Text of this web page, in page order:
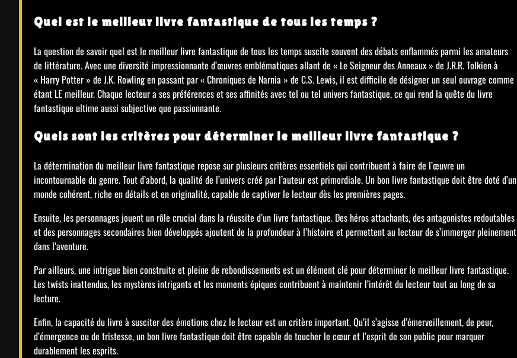
Quel est le meilleur livre fantastique de tous les temps ?
La question de savoir quel est le meilleur livre fantastique de tous les temps suscite souvent des débats enflammés parmi les amateurs
de littérature. Avec une diversité impressionnante d’œuvres emblématiques allant de « Le Seigneur des Anneaux » de J.R.R. Tolkien à
« Harry Potter » de J.K. Rowling en passant par « Chroniques de Narnia » de C.S. Lewis, il est difficile de désigner un seul ouvrage comme
étant LE meilleur. Chaque lecteur a ses préférences et ses affinités avec tel ou tel univers fantastique, ce qui rend la quête du livre
fantastique ultime aussi subjective que passionnante.
Quels sont les critères pour déterminer le meilleur livre fantastique ?
La détermination du meilleur livre fantastique repose sur plusieurs critères essentiels qui contribuent à faire de l’œuvre un
incontournable du genre. Tout d’abord, la qualité de l’univers créé par l’auteur est primordiale. Un bon livre fantastique doit être doté d’un
monde cohérent, riche en détails et en originalité, capable de captiver le lecteur dès les premières pages.
Ensuite, les personnages jouent un rôle crucial dans la réussite d’un livre fantastique. Des héros attachants, des antagonistes redoutables
et des personnages secondaires bien développés ajoutent de la profondeur à l’histoire et permettent au lecteur de s’immerger pleinement
dans l’aventure.
Par ailleurs, une intrigue bien construite et pleine de rebondissements est un élément clé pour déterminer le meilleur livre fantastique.
Les twists inattendus, les mystères intrigants et les moments épiques contribuent à maintenir l’intérêt du lecteur tout au long de sa
lecture.
Enfin, la capacité du livre à susciter des émotions chez le lecteur est un critère important. Qu’il s’agisse d’émerveillement, de peur,
d’émergence ou de tristesse, un bon livre fantastique doit être capable de toucher le cœur et l’esprit de son public pour marquer
durablement les esprits.